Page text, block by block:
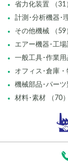
省力化装置 （31
計測･分析機器･
その他機械 （59
エアー機器･工場
一般工具･作業用
オフィス･倉庫・
機械部品･パーツ
材料･素材 （70）